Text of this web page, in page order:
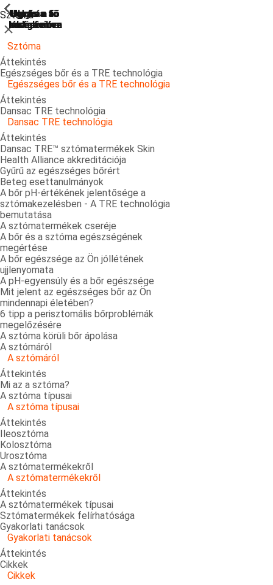
Ugrás a
kereséshez
Ugrás a fő
navigációra
Ugrás a fő
navigációra
Ugrás a fő
tartalomra
Ugrás a
láblécre
Sztóma
ShowPrevious
Bezárás
Sztóma
Áttekintés
Egészséges bőr és a TRE technológia
ShowPrevious
Egészséges bőr és a TRE technológia
Áttekintés
Dansac TRE technológia
ShowPrevious
Dansac TRE technológia
Áttekintés
Dansac TRE™ sztómatermékek Skin
Health Alliance akkreditációja
Gyűrű az egészséges bőrért
Beteg esettanulmányok
A bőr pH-értékének jelentősége a
sztómakezelésben - A TRE technológia
bemutatása
A sztómatermékek cseréje
A bőr és a sztóma egészségének
megértése
A bőr egészsége az Ön jóllétének
ujjlenyomata
A pH-egyensúly és a bőr egészsége
Mit jelent az egészséges bőr az Ön
mindennapi életében?
6 tipp a perisztomális bőrproblémák
megelőzésére
A sztóma körüli bőr ápolása
A sztómáról
ShowPrevious
A sztómáról
Áttekintés
Mi az a sztóma?
A sztóma típusai
ShowPrevious
A sztóma típusai
Áttekintés
Ileosztóma
Kolosztóma
Urosztóma
A sztómatermékekről
ShowPrevious
A sztómatermékekről
Áttekintés
A sztómatermékek típusai
Sztómatermékek felírhatósága
Gyakorlati tanácsok
ShowPrevious
Gyakorlati tanácsok
Áttekintés
Cikkek
ShowPrevious
Cikkek
ShowPrevious
ShowPrevious
ShowPrevious
ShowPrevious
ShowPrevious
ShowPrevious
ShowPrevious
ShowPrevious
ShowPrevious
ShowPrevious
ShowPrevious
ShowPrevious
ShowPrevious